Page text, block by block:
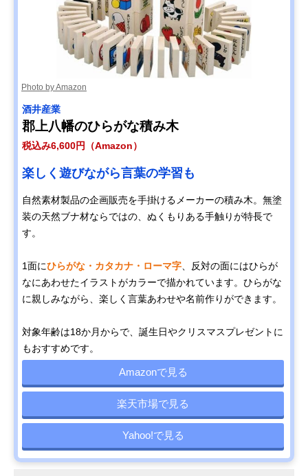
Photo by Amazon
酒井産業
郡上八幡のひらがな積み木
税込み6,600円（Amazon）
楽しく遊びながら言葉の学習も
自然素材製品の企画販売を手掛けるメーカーの積み木。無塗
装の天然ブナ材ならではの、ぬくもりある手触りが特長で
す。
1面にひらがな・カタカナ・ローマ字 、反対の面にはひらが
なにあわせたイラストがカラーで描かれています。ひらがな
に親しみながら、楽しく言葉あわせや名前作りができます。
対象年齢は18か月からで、誕生日やクリスマスプレゼントに
もおすすめです。
Amazonで見る
楽天市場で見る
Yahoo!で見る